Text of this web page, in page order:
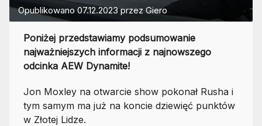
Opublikowano 07.12.2023przez Giero
Poniżej przedstawiamy podsumowanie
najważniejszych informacji z najnowszego
odcinka AEW Dynamite!
Jon Moxley na otwarcie show pokonał Rusha i
tym samym ma już na koncie dziewięć punktów
w Złotej Lidze.